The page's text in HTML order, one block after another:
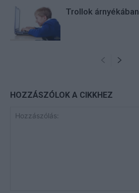
Trollok árnyékában
HOZZÁSZÓLOK A CIKKHEZ